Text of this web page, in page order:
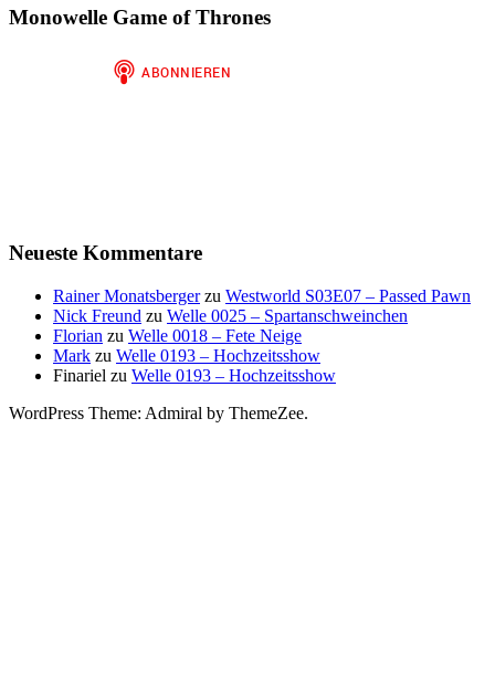
Monowelle Game of Thrones
Neueste Kommentare
Rainer Monatsbergerzu Westworld S03E07 – Passed Pawn
Nick Freund zu Welle 0025 – Spartanschweinchen
Florian zu Welle 0018 – Fete Neige
Mark zu Welle 0193 – Hochzeitsshow
Finariel zu Welle 0193 – Hochzeitsshow
WordPress Theme: Admiral by ThemeZee.